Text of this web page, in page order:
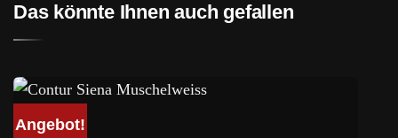
Das könnte Ihnen auch gefallen
Angebot!